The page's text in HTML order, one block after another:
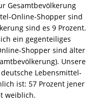
Gesamtbevölkerung
Online-Shopper sind
sind es 9 Prozent.
ein gegenteiliges
Shopper sind älter
Unsere
Lebensmittel-
ist: 57 Prozent jener
weiblich.